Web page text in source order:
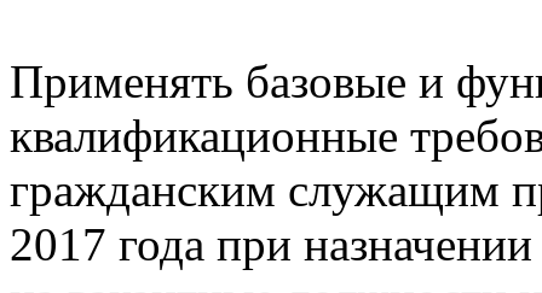
Применять базовые и
квалификационные
гражданским служащим
2017 года при